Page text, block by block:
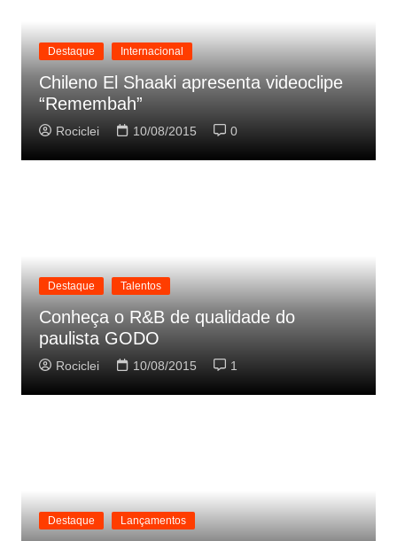
Destaque Internacional
Chileno El Shaaki apresenta videoclipe
“Remembah”
Rociclei 10/08/2015 0
Destaque Talentos
Conheça o R&B de qualidade do
paulista GODO
Rociclei 10/08/2015 1
Destaque Lançamentos